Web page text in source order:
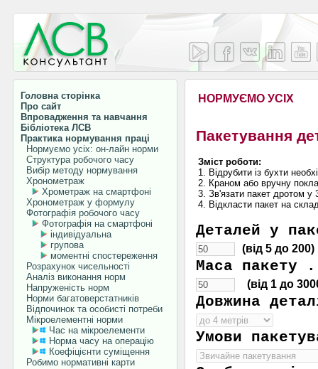
Головна сторінка
Про сайт
Впровадження та навчання
Бібліотека ЛСВ
Практика нормування праці
Нормуємо усіх: он-лайн норми
Структура робочого часу
Вибір методу нормування
Хронометраж
Хрометраж на смартфоні
Хронометраж у формулу
Фотографія робочого часу
Фотографія на смартфоні
індивідуальна
групова
моментні спостереження
Розрахунок чисельності
Аналіз виконання норм
Напруженість норм
Норми багатоверстатників
Відпочинок та особисті потреби
Мікроелементні норми
Час на мікроелементи
Норма часу на операцію
Коефіцієнти суміщення
Робимо нормативні карти
НОРМУЄМО УСІХ
Пакетування
Зміст роботи:
1. Відрубити із бухти
2. Краном або вручну
3. Зв'язати пакет дротом у
4. Відкласти пакет на
Деталей у
(від 5 до 200)
Маса
(від 1 до
Довжина
Умови